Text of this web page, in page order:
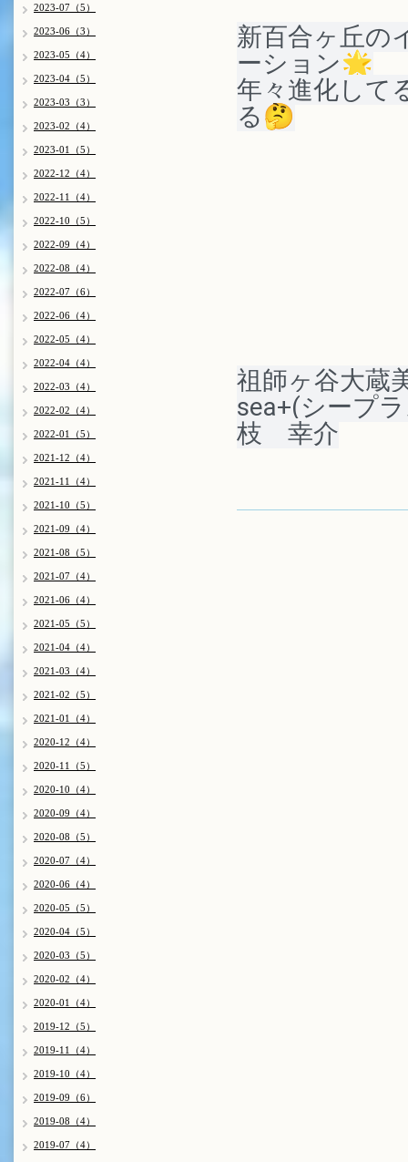
新百合ヶ丘の
ーション🌟
年々進化して
る🤔
祖師ヶ谷大
sea+(シープ
枝　幸介
2023-07（5）
2023-06（3）
2023-05（4）
2023-04（5）
2023-03（3）
2023-02（4）
2023-01（5）
2022-12（4）
2022-11（4）
2022-10（5）
2022-09（4）
2022-08（4）
2022-07（6）
2022-06（4）
2022-05（4）
2022-04（4）
2022-03（4）
2022-02（4）
2022-01（5）
2021-12（4）
2021-11（4）
2021-10（5）
2021-09（4）
2021-08（5）
2021-07（4）
2021-06（4）
2021-05（5）
2021-04（4）
2021-03（4）
2021-02（5）
2021-01（4）
2020-12（4）
2020-11（5）
2020-10（4）
2020-09（4）
2020-08（5）
2020-07（4）
2020-06（4）
2020-05（5）
2020-04（5）
2020-03（5）
2020-02（4）
2020-01（4）
2019-12（5）
2019-11（4）
2019-10（4）
2019-09（6）
2019-08（4）
2019-07（4）